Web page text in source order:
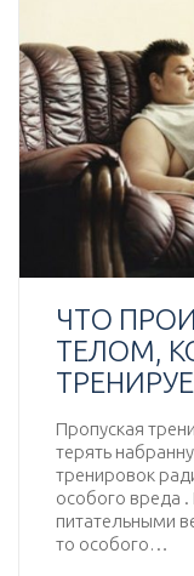
ЧТО
ТЕЛОМ,
Пропуская
терять
тренировок
особого вреда
питательными
то особого…